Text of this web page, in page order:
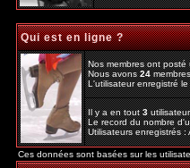
Qui est en ligne ?
Nos membres ont
Nous avons24
L'utilisateur enregistré
Il y a en tout3
Le record du nombre
Utilisateurs enregistrés :
Ces données sont basées sur les